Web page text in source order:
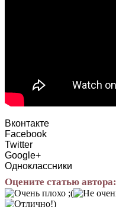
Вконтакте
Facebook
Twitter
Google+
Одноклассники
Оцените статью автора: